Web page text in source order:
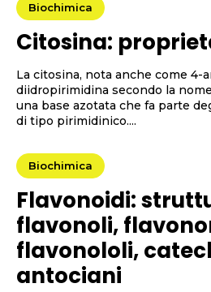
Biochimica
Citosina:
La citosina, nota anche come 4-
diidropirimidina secondo la
una base azotata che fa parte
di tipo pirimidinico....
Biochimica
Flavonoidi:
flavonoli,
flavonololi,
antociani